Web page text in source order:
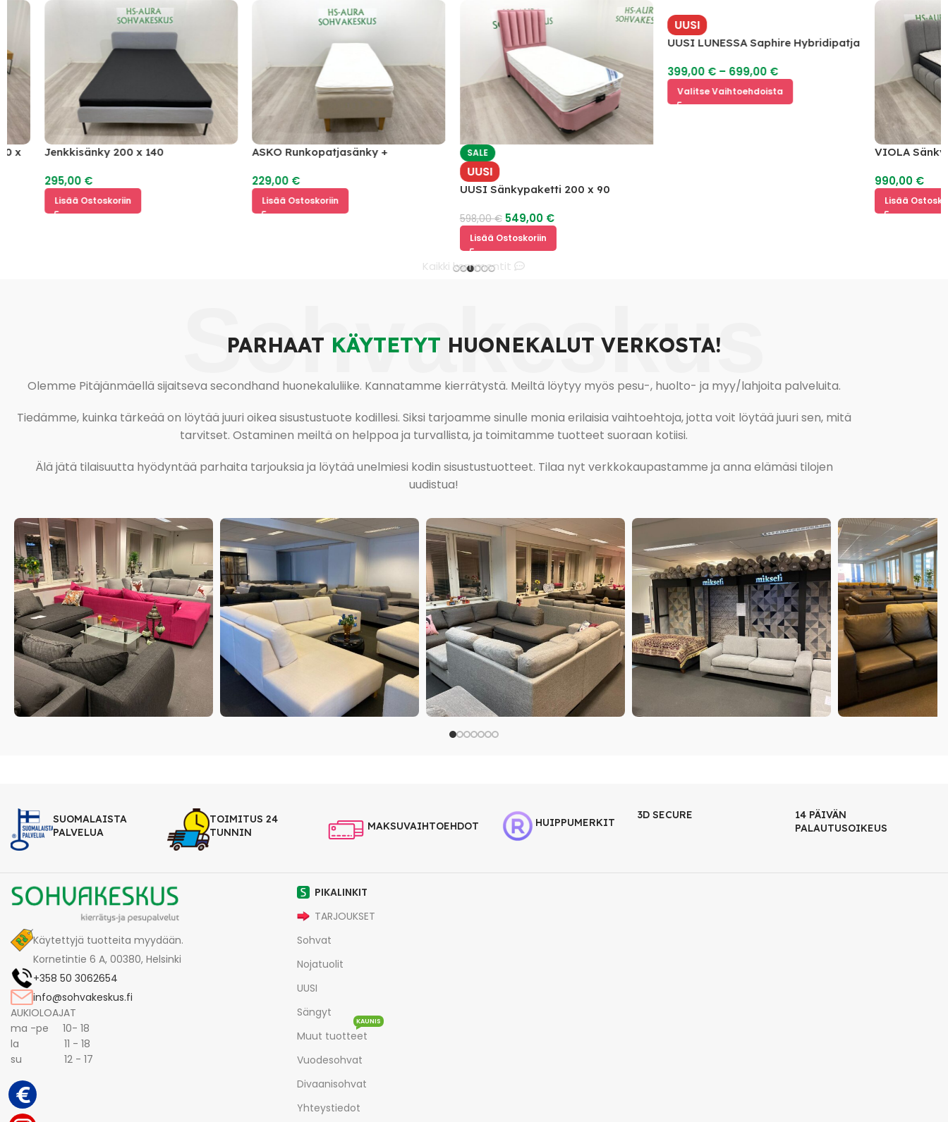
Jenkkisänky 200 x 140
295,00€
Lisää Ostoskoriin
ASKO Runkopatjasänky +
229,00€
Lisää Ostoskoriin
UUSI
UUSI Sänkypaketti 200 x 90
598,00€ 549,00€
Lisää Ostoskoriin
UUSI
UUSI LUNESSA Saphire Hybridipatja
399,00€– 699,00€
Valitse Vaihtoehdoista
VIOLA
990,00€
Lisää Ostoskoriin
Kaikki kommentit
Sohvakeskus
PARHAAT KÄYTETYT HUONEKALUT VERKOSTA!
Olemme Pitäjänmäellä sijaitseva secondhand huonekaluliike. Kannatamme kierrätystä. Meiltä löytyy myös pesu-, huolto- ja myy/lahjoita palveluita.
Tiedämme, kuinka tärkeää on löytää juuri oikea sisustustuote kodillesi. Siksi tarjoamme sinulle monia erilaisia vaihtoehtoja, jotta voit löytää juuri sen, mitä
tarvitset. Ostaminen meiltä on helppoa ja turvallista, ja toimitamme tuotteet suoraan kotiisi.
Älä jätä tilaisuutta hyödyntää parhaita tarjouksia ja löytää unelmiesi kodin sisustustuotteet. Tilaa nyt verkkokaupastamme ja anna elämäsi tilojen
uudistua!
SUOMALAISTA
PALVELUA
TOIMITUS 24
TUNNIN
MAKSUVAIHTOEHDOT HUIPPUMERKIT
3D SECURE
14 PÄIVÄN
PALAUTUSOIKEUS
Käytettyjä tuotteita myydään.
Kornetintie 6 A, 00380, Helsinki
+358 50 3062654
info@sohvakeskus.fi
AUKIOLOAJAT
ma -pe 10- 18
la 11 - 18
su 12 - 17
PIKALINKIT
TARJOUKSET
Sohvat
Nojatuolit
UUSI
Sängyt
Muut tuotteet
KAUNIS
Vuodesohvat
Divaanisohvat
Yhteystiedot